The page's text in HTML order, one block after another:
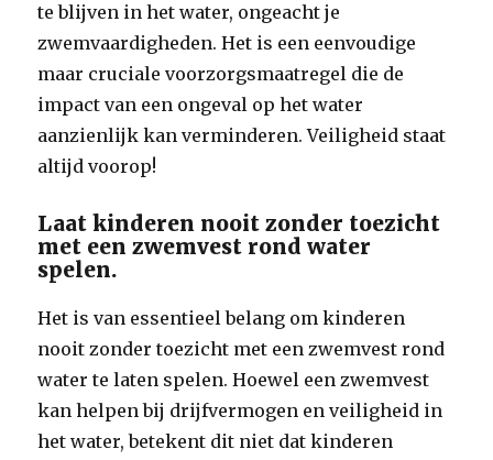
te blijven in het water, ongeacht je
zwemvaardigheden. Het is een eenvoudige
maar cruciale voorzorgsmaatregel die de
impact van een ongeval op het water
aanzienlijk kan verminderen. Veiligheid staat
altijd voorop!
Laat kinderen nooit zonder toezicht
met een zwemvest rond water
spelen.
Het is van essentieel belang om kinderen
nooit zonder toezicht met een zwemvest rond
water te laten spelen. Hoewel een zwemvest
kan helpen bij drijfvermogen en veiligheid in
het water, betekent dit niet dat kinderen